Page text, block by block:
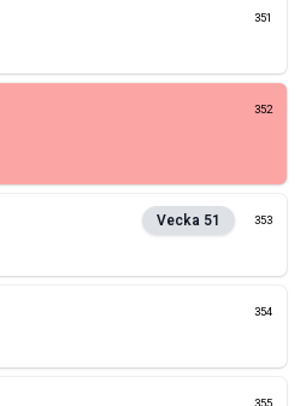
351
352
Vecka 51 353
354